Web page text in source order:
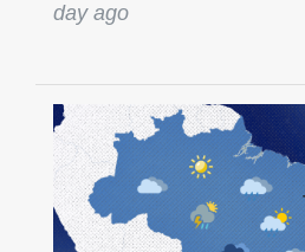
day ago